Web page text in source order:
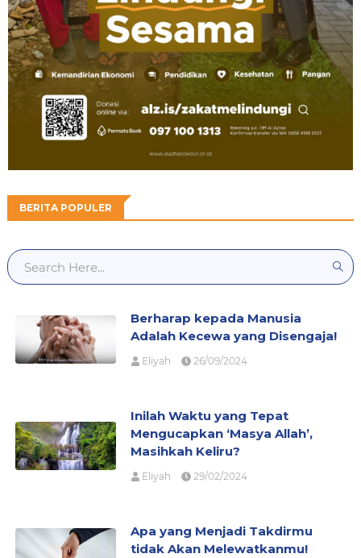
BERITA POPULER
Berharap kepada Manusia
Adalah Kecewa yang Disengaja!
Eliyah 26/09/2024
Inilah Waktu yang Tepat
Mengucapkan ‘Masya Allah’,
Masihkah Keliru?
Eliyah 29/02/2024
Apa yang Menjadi Takdirmu
tidak Akan Melewatkanmu!